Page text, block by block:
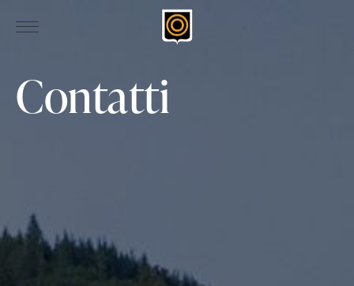
Contatti